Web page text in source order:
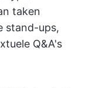
taken
stand-ups,
Q&A's